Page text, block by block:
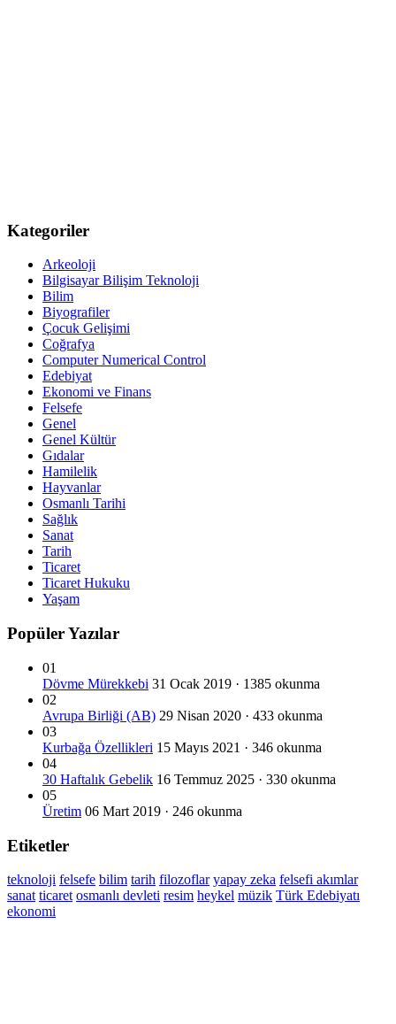
Kategoriler
Arkeoloji
Bilgisayar Bilişim Teknoloji
Bilim
Biyografiler
Çocuk Gelişimi
Coğrafya
Computer Numerical Control
Edebiyat
Ekonomi ve Finans
Felsefe
Genel
Genel Kültür
Gıdalar
Hamilelik
Hayvanlar
Osmanlı Tarihi
Sağlık
Sanat
Tarih
Ticaret
Ticaret Hukuku
Yaşam
Popüler Yazılar
01
Dövme Mürekkebi 31 Ocak 2019 · 1385 okunma
02
Avrupa Birliği (AB) 29 Nisan 2020 · 433 okunma
03
Kurbağa Özellikleri 15 Mayıs 2021 · 346 okunma
04
30 Haftalık Gebelik 16 Temmuz 2025 · 330 okunma
05
Üretim 06 Mart 2019 · 246 okunma
Etiketler
teknoloji felsefe bilim tarih filozoflar yapay zeka felsefi akımlar
sanat ticaret osmanlı devleti resim heykel müzik Türk Edebiyatı
ekonomi